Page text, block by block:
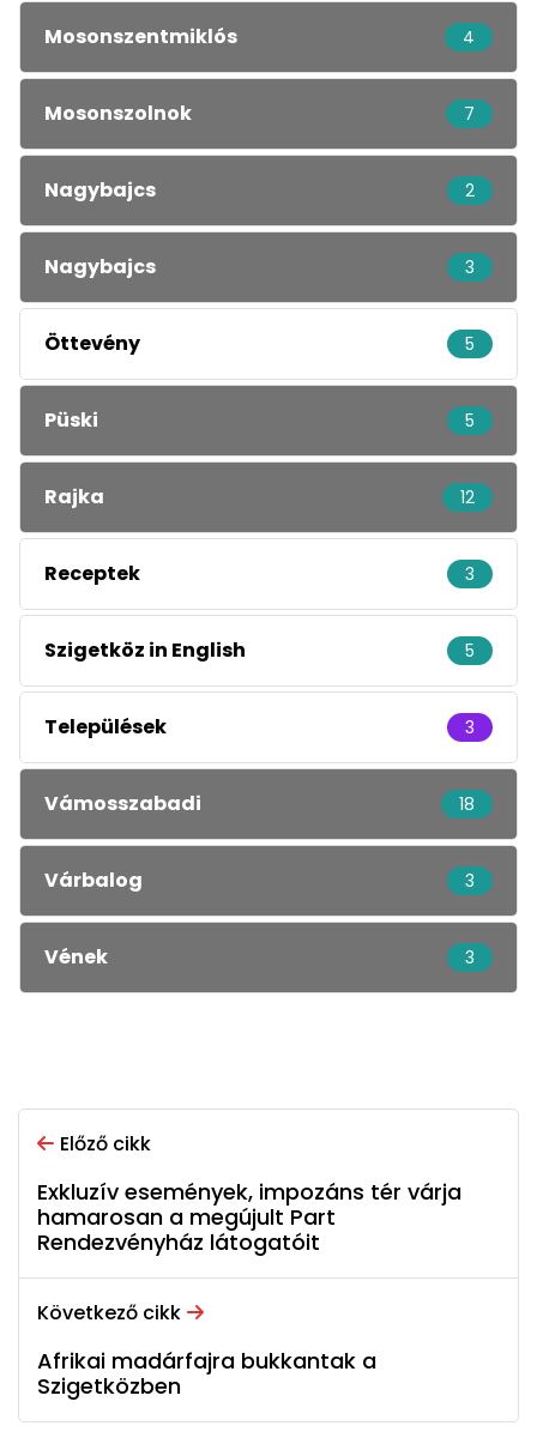
Mosonszentmiklós 4
Mosonszolnok 7
Nagybajcs 2
Nagybajcs 3
Öttevény 5
Püski 5
Rajka 12
Receptek 3
Szigetköz in English 5
Települések 3
Vámosszabadi 18
Várbalog 3
Vének 3
Előző cikk
Exkluzív események, impozáns tér várja
hamarosan a megújult Part
Rendezvényház látogatóit
Következő cikk
Afrikai madárfajra bukkantak a
Szigetközben